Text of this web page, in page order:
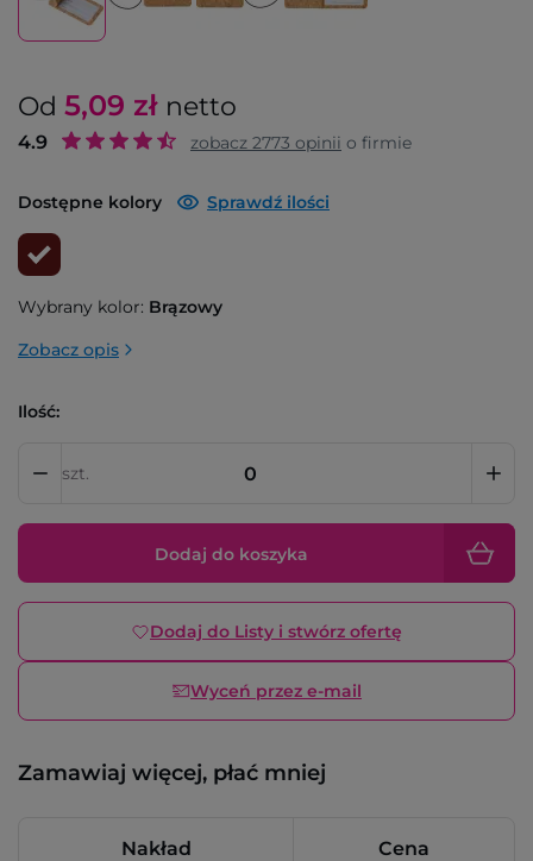
Od 5,09 zł netto
4.9 zobacz 2773 opinii o firmie
Dostępne kolory Sprawdź ilości
Wybrany kolor: Brązowy
Zobacz opis
Ilość:
szt.
Dodaj do koszyka
Dodaj do Listy i stwórz ofertę
Wyceń przez e-mail
Zamawiaj więcej, płać mniej
Nakład Cena